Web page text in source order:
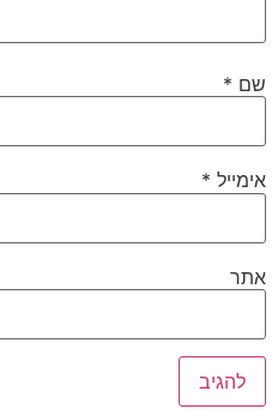
שם *
אימייל *
אתר